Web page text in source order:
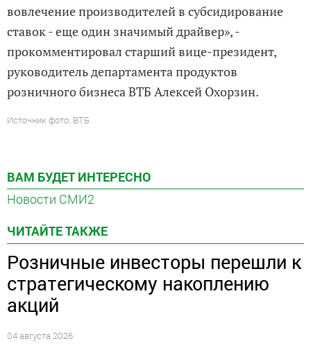
вовлечение производителей в субсидирование
ставок - еще один значимый драйвер», -
прокомментировал старший вице-президент,
руководитель департамента продуктов
розничного бизнеса ВТБ Алексей Охорзин.
Источник фото: ВТБ
ВАМ БУДЕТ ИНТЕРЕСНО
Новости СМИ2
ЧИТАЙТЕ ТАКЖЕ
Розничные инвесторы перешли к
стратегическому накоплению
акций
04 августа 2026